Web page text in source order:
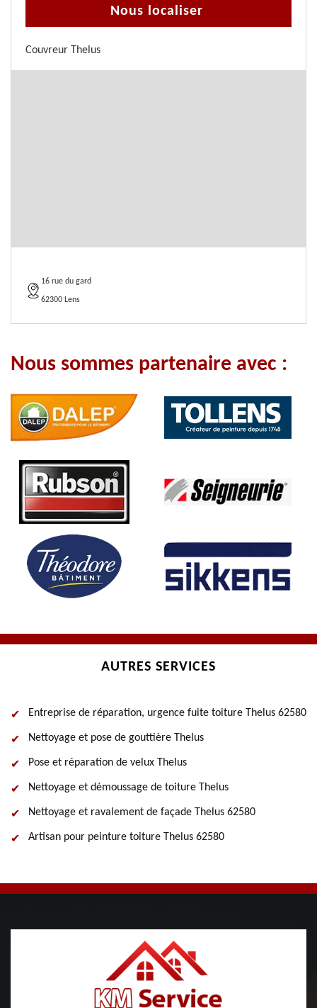
Nous localiser
Couvreur Thelus
16 rue du gard
62300 Lens
Nous sommes partenaire avec :
AUTRES SERVICES
Entreprise de réparation, urgence fuite toiture Thelus 62580
Nettoyage et pose de gouttière Thelus
Pose et réparation de velux Thelus
Nettoyage et démoussage de toiture Thelus
Nettoyage et ravalement de façade Thelus 62580
Artisan pour peinture toiture Thelus 62580